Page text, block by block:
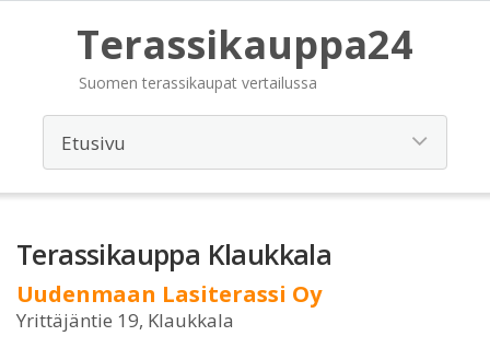
Terassikauppa24
Suomen terassikaupat vertailussa
Terassikauppa Klaukkala
Uudenmaan Lasiterassi Oy
Yrittäjäntie 19, Klaukkala